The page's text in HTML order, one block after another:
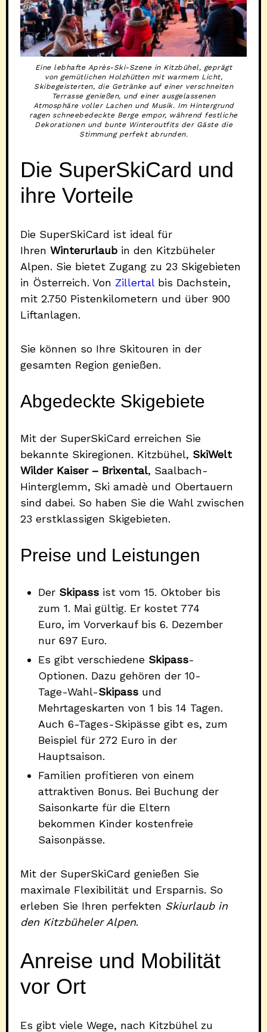
Eine lebhafte Après-Ski-Szene in Kitzbühel, geprägt
von gemütlichen Holzhütten mit warmem Licht,
Skibegeisterten, die Getränke auf einer verschneiten
Terrasse genießen, und einer ausgelassenen
Atmosphäre voller Lachen und Musik. Im Hintergrund
ragen schneebedeckte Berge empor, während festliche
Dekorationen und bunte Winteroutfits der Gäste die
Stimmung perfekt abrunden.
Die SuperSkiCard und
ihre Vorteile
Die SuperSkiCard ist ideal für
Ihren Winterurlaub in den Kitzbüheler
Alpen. Sie bietet Zugang zu 23 Skigebieten
in Österreich. Von Zillertalbis Dachstein,
mit 2.750 Pistenkilometern und über 900
Liftanlagen.
Sie können so Ihre Skitouren in der
gesamten Region genießen.
Abgedeckte Skigebiete
Mit der SuperSkiCard erreichen Sie
bekannte Skiregionen. Kitzbühel, SkiWelt
Wilder Kaiser – Brixental, Saalbach-
Hinterglemm, Ski amadè und Obertauern
sind dabei. So haben Sie die Wahl zwischen
23 erstklassigen Skigebieten.
Preise und Leistungen
Der Skipass ist vom 15. Oktober bis
zum 1. Mai gültig. Er kostet 774
Euro, im Vorverkauf bis 6. Dezember
nur 697 Euro.
Es gibt verschiedene Skipass-
Optionen. Dazu gehören der 10-
Tage-Wahl-Skipass und
Mehrtageskarten von 1 bis 14 Tagen.
Auch 6-Tages-Skipässe gibt es, zum
Beispiel für 272 Euro in der
Hauptsaison.
Familien profitieren von einem
attraktiven Bonus. Bei Buchung der
Saisonkarte für die Eltern
bekommen Kinder kostenfreie
Saisonpässe.
Mit der SuperSkiCard genießen Sie
maximale Flexibilität und Ersparnis. So
erleben Sie Ihren perfekten Skiurlaub in
den Kitzbüheler Alpen.
Anreise und Mobilität
vor Ort
Es gibt viele Wege, nach Kitzbühel zu